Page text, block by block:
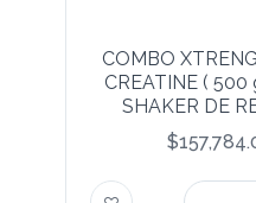
COMBO
CREATINE ( 500
SHAKER DE